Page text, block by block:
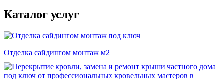
Каталог услуг
Отделка сайдингом монтаж м2